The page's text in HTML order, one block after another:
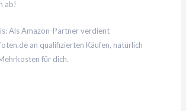
ab!
Als Amazon-Partner verdient
an qualifizierten Käufen, natürlich
für dich.